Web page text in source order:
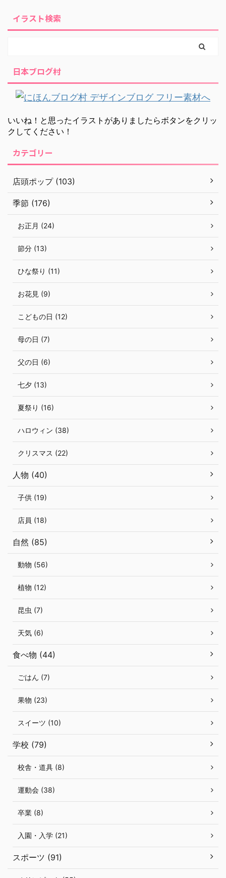
イラスト検索
日本ブログ村
いいね！と思ったイラストがありましたらボタンをクリッ
クしてください！
カテゴリー
店頭ポップ (103)
季節 (176)
お正月 (24)
節分 (13)
ひな祭り (11)
お花見 (9)
こどもの日 (12)
母の日 (7)
父の日 (6)
七夕 (13)
夏祭り (16)
ハロウィン (38)
クリスマス (22)
人物 (40)
子供 (19)
店員 (18)
自然 (85)
動物 (56)
植物 (12)
昆虫 (7)
天気 (6)
食べ物 (44)
ごはん (7)
果物 (23)
スイーツ (10)
学校 (79)
校舎・道具 (8)
運動会 (38)
卒業 (8)
入園・入学 (21)
スポーツ (91)